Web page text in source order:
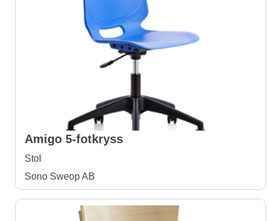
Amigo 5-fotkryss
Stol
Sono Sweop AB